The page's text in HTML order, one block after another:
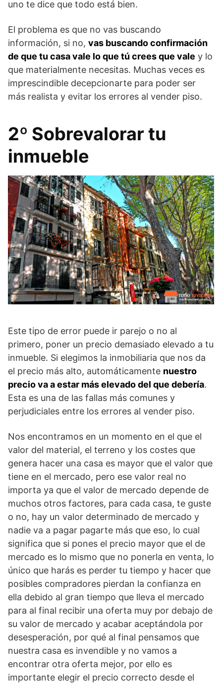
uno te dice que todo está bien.
El problema es que no vas buscando
información, si no, vas buscando confirmación
de que tu casa vale lo que tú crees que vale y lo
que materialmente necesitas. Muchas veces es
imprescindible decepcionarte para poder ser
más realista y evitar los errores al vender piso.
2º Sobrevalorar tu
inmueble
Este tipo de error puede ir parejo o no al
primero, poner un precio demasiado elevado a tu
inmueble. Si elegimos la inmobiliaria que nos da
el precio más alto, automáticamente nuestro
precio va a estar más elevado del que debería.
Esta es una de las fallas más comunes y
perjudiciales entre los errores al vender piso.
Nos encontramos en un momento en el que el
valor del material, el terreno y los costes que
genera hacer una casa es mayor que el valor que
tiene en el mercado, pero ese valor real no
importa ya que el valor de mercado depende de
muchos otros factores, para cada casa, te guste
o no, hay un valor determinado de mercado y
nadie va a pagar pagarte más que eso, lo cual
significa que si pones el precio mayor que el de
mercado es lo mismo que no ponerla en venta, lo
único que harás es perder tu tiempo y hacer que
posibles compradores pierdan la confianza en
ella debido al gran tiempo que lleva el mercado
para al final recibir una oferta muy por debajo de
su valor de mercado y acabar aceptándola por
desesperación, por qué al final pensamos que
nuestra casa es invendible y no vamos a
encontrar otra oferta mejor, por ello es
importante elegir el precio correcto desde el